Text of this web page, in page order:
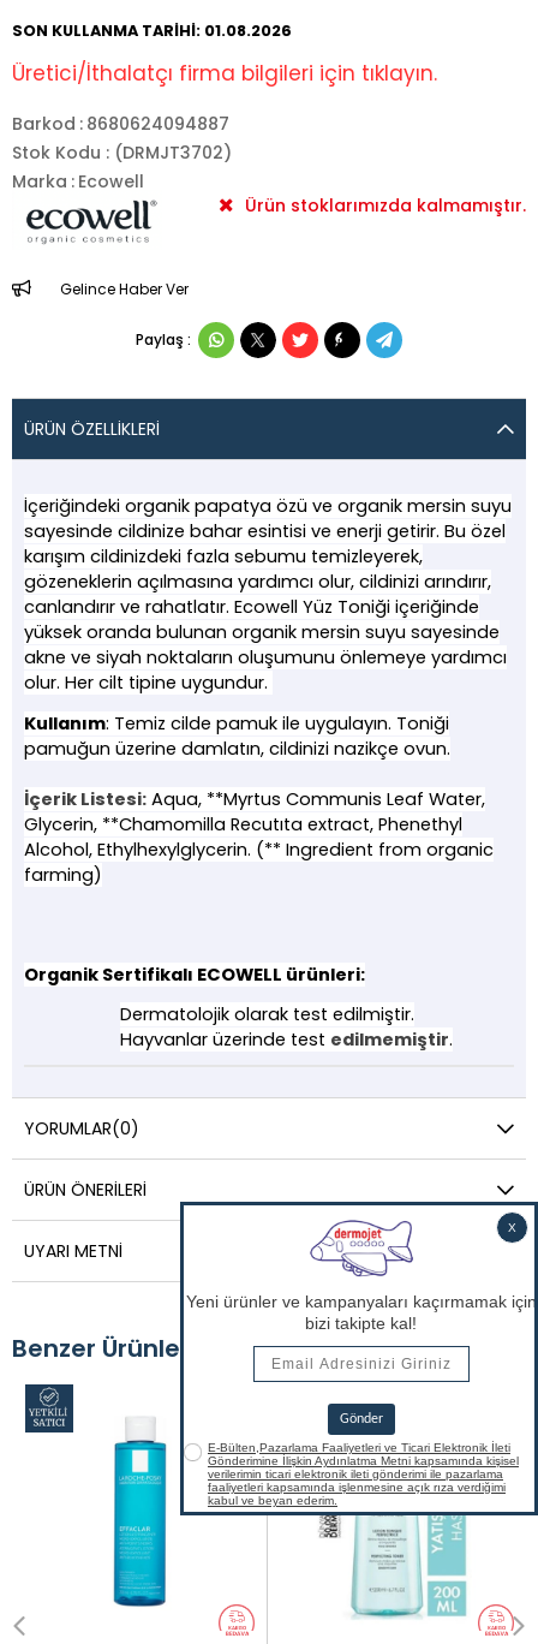
SON KULLANMA TARİHİ: 01.08.2026
Üretici/İthalatçı firma bilgileri için tıklayın.
Barkod : 8680624094887
Stok Kodu
(DRMJT3702)
Ürün stoklarımızda kalmamıştır.
Marka : Ecowell
Gelince Haber Ver
Paylaş :
ÜRÜN ÖZELLIKLERI
İçeriğindeki organik papatya özü ve organik mersin suyu
sayesinde cildinize bahar esintisi ve enerji getirir. Bu özel
karışım cildinizdeki fazla sebumu temizleyerek,
gözeneklerin açılmasına yardımcı olur, cildinizi arındırır,
canlandırır ve rahatlatır. Ecowell Yüz Toniği içeriğinde
yüksek oranda bulunan organik mersin suyu sayesinde
akne ve siyah noktaların oluşumunu önlemeye yardımcı
olur. Her cilt tipine uygundur.
Kullanım: Temiz cilde pamuk ile uygulayın. Toniği
pamuğun üzerine damlatın, cildinizi nazikçe ovun.
İçerik Listesi: Aqua, **Myrtus Communis Leaf Water,
Glycerin, **Chamomilla Recutıta extract, Phenethyl
Alcohol, Ethylhexylglycerin. (** Ingredient from organic
farming)
Organik Sertifikalı ECOWELL ürünleri:
Dermatolojik olarak test edilmiştir.
Hayvanlar üzerinde test edilmemiştir.
YORUMLAR(0)
ÜRÜN ÖNERILERI
UYARI METNI
Benzer Ürünler